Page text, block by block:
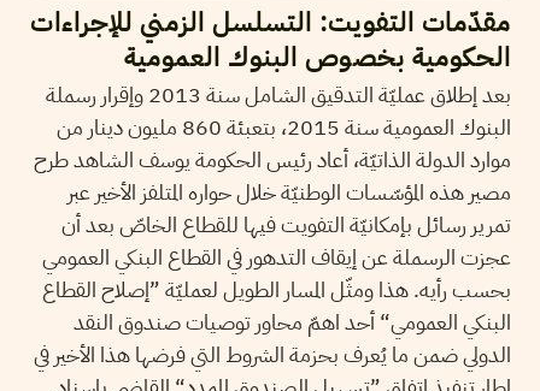
مقدّمات التفويت: التسلسل الزمني للإجراءات
الحكومية بخصوص البنوك العمومية
بعد إطلاق عمليّة التدقيق الشامل سنة 2013 وإقرار رسملة
البنوك العمومية سنة 2015، بتعبئة 860 مليون دينار من
موارد الدولة الذاتيّة، أعاد رئيس الحكومة يوسف الشاهد طرح
مصير هذه المؤسّسات الوطنيّة خلال حواره المتلفز الأخير عبر
تمرير رسائل بإمكانيّة التفويت فيها للقطاع الخاصّ بعد أن
عجزت الرسملة عن إيقاف التدهور في القطاع البنكي العمومي
بحسب رأيه. هذا ومثّل المسار الطويل لعمليّة ”إصلاح القطاع
البنكي العمومي“ أحد اهمّ محاور توصيات صندوق النقد
الدولي ضمن ما يُعرف بحزمة الشروط التي فرضها هذا الأخير في